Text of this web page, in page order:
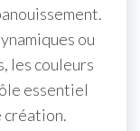
ou
les couleurs
essentiel
création.